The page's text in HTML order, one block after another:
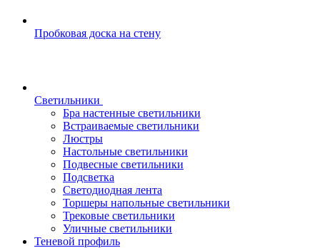
Пробковая доска на стену
Светильники
Бра настенные светильники
Встраиваемые светильники
Люстры
Настольные светильники
Подвесные светильники
Подсветка
Светодиодная лента
Торшеры напольные светильники
Трековые светильники
Уличные светильники
Теневой профиль